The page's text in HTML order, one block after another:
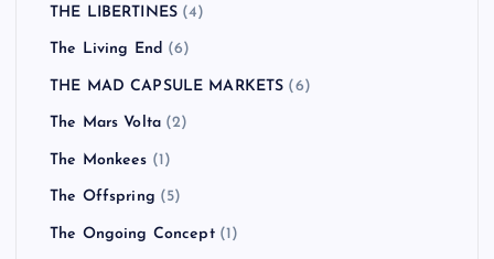
THE LIBERTINES (4)
The Living End (6)
THE MAD CAPSULE MARKETS (6)
The Mars Volta (2)
The Monkees (1)
The Offspring (5)
The Ongoing Concept(1)